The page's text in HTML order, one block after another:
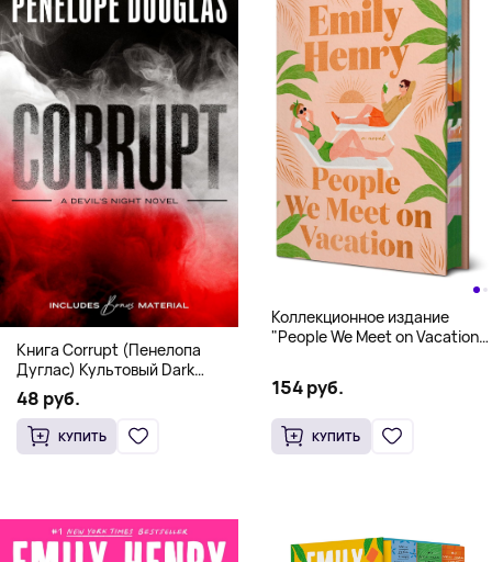
Книга Corrupt (Пенелопа
Дуглас) Культовый Dark
Romance бестселлер (18+)
48 руб.
КУПИТЬ
Коллекционное издание
"People We Meet on Vacation"
Hardcover
154 руб.
КУПИТЬ